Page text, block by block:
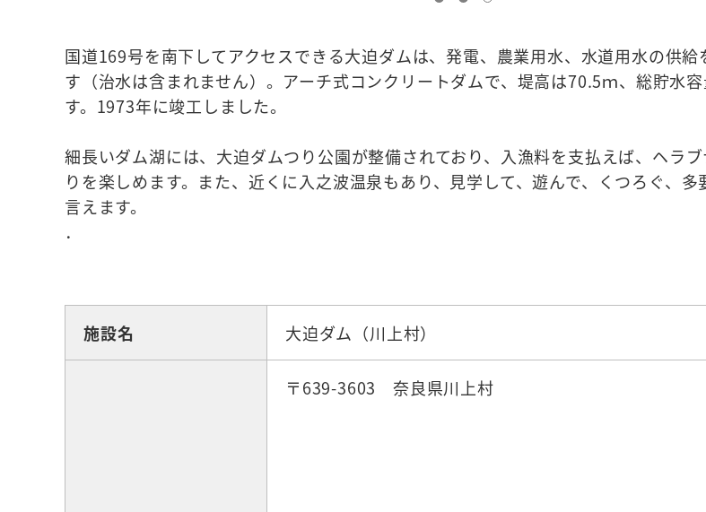
国道169号を南下してアクセスできる大迫ダムは、発電、農業用水、水道用水の供給
す（治水は含まれません）。アーチ式コンクリートダムで、堤高は70.5ｍ、総貯水
す。1973年に竣工しました。
細長いダム湖には、大迫ダムつり公園が整備されており、入漁料を支払えば、ヘラ
りを楽しめます。また、近くに入之波温泉もあり、見学して、遊んで、くつろぐ、多
言えます。
．
施設名 大迫ダム（川上村）
〒639-3603 奈良県川上村